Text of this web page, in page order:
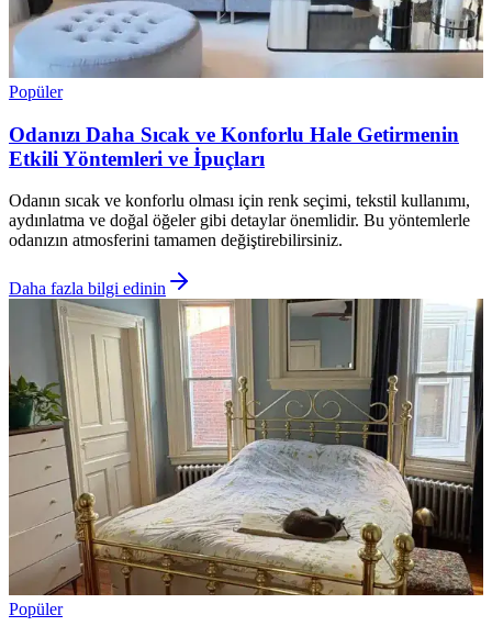
Popüler
Odanızı Daha Sıcak ve Konforlu Hale Getirmenin
Etkili Yöntemleri ve İpuçları
Odanın sıcak ve konforlu olması için renk seçimi, tekstil kullanımı,
aydınlatma ve doğal öğeler gibi detaylar önemlidir. Bu yöntemlerle
odanızın atmosferini tamamen değiştirebilirsiniz.
Daha fazla bilgi edinin
Popüler